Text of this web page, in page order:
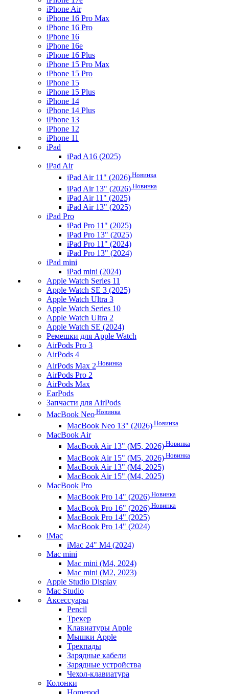
iPhone Air
iPhone 16 Pro Max
iPhone 16 Pro
iPhone 16
iPhone 16e
iPhone 16 Plus
iPhone 15 Pro Max
iPhone 15 Pro
iPhone 15
iPhone 15 Plus
iPhone 14
iPhone 14 Plus
iPhone 13
iPhone 12
iPhone 11
iPad
iPad A16 (2025)
iPad Air
iPad Air 11" (2026) Новинка
iPad Air 13" (2026) Новинка
iPad Air 11" (2025)
iPad Air 13" (2025)
iPad Pro
iPad Pro 11" (2025)
iPad Pro 13" (2025)
iPad Pro 11" (2024)
iPad Pro 13" (2024)
iPad mini
iPad mini (2024)
Apple Watch Series 11
Apple Watch SE 3 (2025)
Apple Watch Ultra 3
Apple Watch Series 10
Apple Watch Ultra 2
Apple Watch SE (2024)
Ремешки для Apple Watch
AirPods Pro 3
AirPods 4
AirPods Max 2 Новинка
AirPods Pro 2
AirPods Max
EarPods
Запчасти для AirPods
MacBook Neo Новинка
MacBook Neo 13" (2026) Новинка
MacBook Air
MacBook Air 13" (M5, 2026) Новинка
MacBook Air 15" (M5, 2026) Новинка
MacBook Air 13" (M4, 2025)
MacBook Air 15" (M4, 2025)
MacBook Pro
MacBook Pro 14" (2026) Новинка
MacBook Pro 16" (2026) Новинка
MacBook Pro 14" (2025)
MacBook Pro 14" (2024)
iMac
iMac 24" M4 (2024)
Mac mini
Mac mini (M4, 2024)
Mac mini (M2, 2023)
Apple Studio Display
Mac Studio
Аксессуары
Pencil
Трекер
Клавиатуры Apple
Мышки Apple
Трекпады
Зарядные кабели
Зарядные устройства
Чехол-клавиатура
Колонки